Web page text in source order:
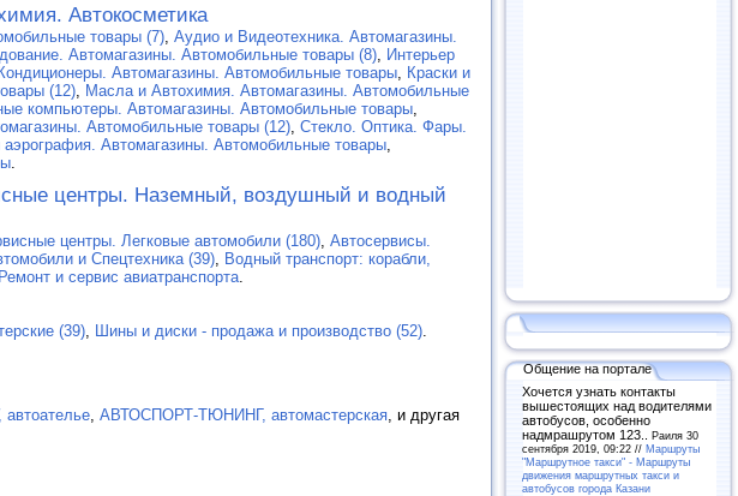
Автокосметика
товары (7), Аудио и Видеотехника. Автомагазины.
Автомагазины. Автомобильные товары (8), Интерьер
Кондиционеры. Автомагазины. Автомобильные товары, Краски и
(12), Масла и Автохимия. Автомагазины. Автомобильные
компьютеры. Автомагазины. Автомобильные товары,
Автомобильные товары (12), Cтекло. Оптика. Фары.
аэрография. Автомагазины. Автомобильные товары,
.
центры. Наземный, воздушный и водный
центры. Легковые автомобили (180), Автосервисы.
и Спецтехника (39), Водный транспорт: корабли,
Ремонт и сервис авиатранспорта.
(39), Шины и диски - продажа и производство (52).
, АВТОСПОРТ-ТЮНИНГ, автомастерская, и другая
Общение на портале
Хочется узнать контакты
вышестоящих над водителями
автобусов, особенно
надмрашрутом 123.. Раиля 30
сентября 2019, 09:22 // Маршруты
"Маршрутное такси" - Маршруты
движения маршрутных такси и
автобусов города Казани